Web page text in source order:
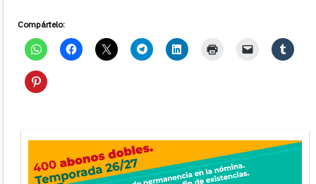
Compártelo: